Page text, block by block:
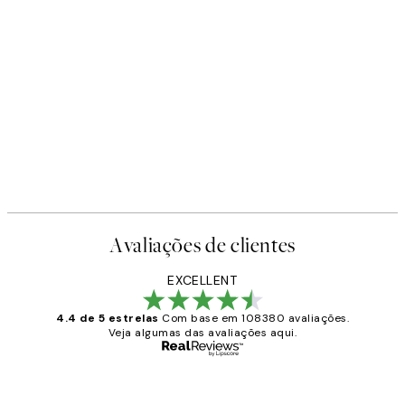
Avaliações de clientes
EXCELLENT
4.4 de 5 estrelas Com base em 108380 avaliações.
Veja algumas das avaliações aqui.